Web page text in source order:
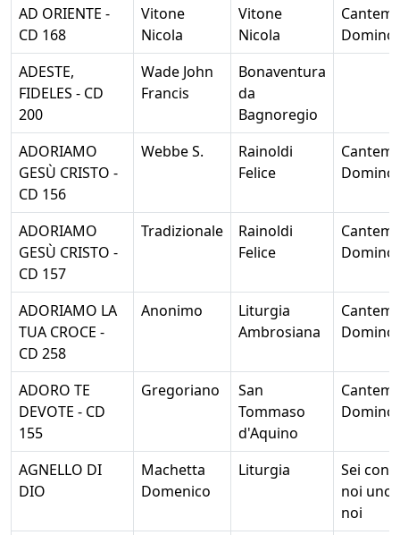
AD ORIENTE -
CD 168
Vitone
Nicola
Vitone
Nicola
Domino
ADESTE,
FIDELES - CD
200
Wade John
Francis
Bonaventura
da
Bagnoregio
ADORIAMO
GESÙ CRISTO -
CD 156
Webbe S.
Rainoldi
Felice
Domino
ADORIAMO
GESÙ CRISTO -
CD 157
Tradizionale
Rainoldi
Felice
Domino
ADORIAMO LA
TUA CROCE -
CD 258
Anonimo
Liturgia
Ambrosiana
Domino
ADORO TE
DEVOTE - CD
155
Gregoriano
San
Tommaso
d'Aquino
Domino
AGNELLO DI
DIO
Machetta
Domenico
Liturgia
Sei con
noi uno
noi